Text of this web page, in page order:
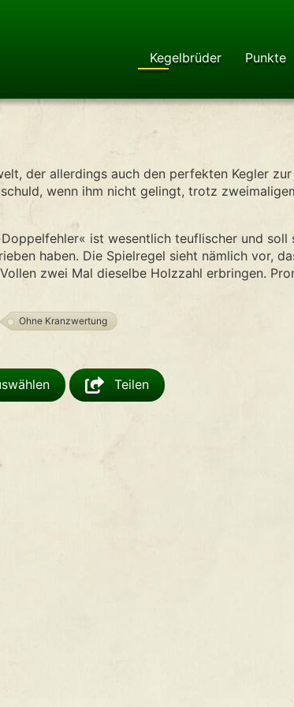
Kegelbrüder Punkte
der allerdings auch den perfekten Kegler
wenn ihm nicht gelingt, trotz
ist wesentlich teuflischer und
haben. Die Spielregel sieht nämlich vor,
zwei Mal dieselbe Holzzahl erbringen.
Ohne Kranzwertung
Teilen